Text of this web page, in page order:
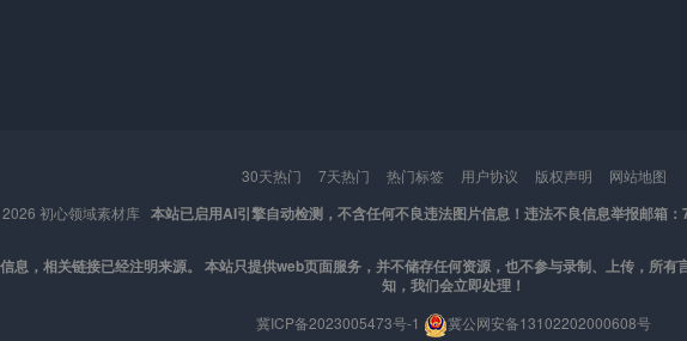
30天热门 7天热门 热门标签 用户协议 版权声明
网站地图
初心领域素材库 本站已启用AI引擎自动检测，不含任何不良违法图片信息！ 违法不良信息举报邮箱
息，相关链接已经注明来源。 本站只提供web页面服务，并不储存任何资源，也不参与录制、上传，所
知，我们会立即处理！
冀ICP备2023005473号-1 冀公网安备13102202000608号